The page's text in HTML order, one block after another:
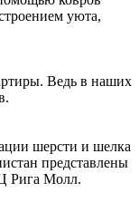
уюта,
Ведь в наших
шерсти и шелка
представлены
Рига Молл.